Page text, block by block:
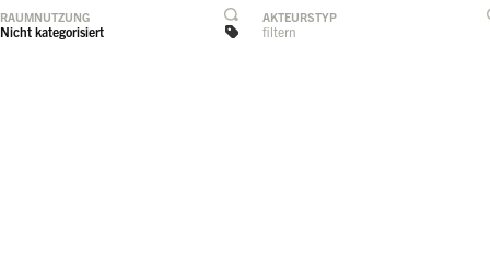
RAUMNUTZUNG
Nicht kategorisiert
AKTEURSTYP
filtern